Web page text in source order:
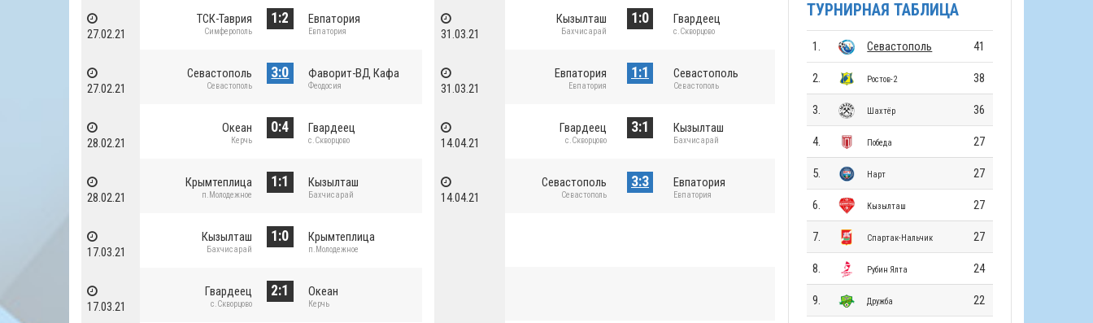
27.02.21
ТСК-Таврия
Симферополь
1:2 Евпатория
Евпатория
27.02.21
Севастополь
Севастополь
3:0 Фаворит-ВД Кафа
Феодосия
28.02.21
Океан
Керчь
0:4 Гвардеец
с.Скворцово
28.02.21
Крымтеплица
п.Молодежное
1:1 Кызылташ
Бахчисарай
17.03.21
Кызылташ
Бахчисарай
1:0 Крымтеплица
п.Молодежное
17.03.21
Гвардеец
с.Скворцово
2:1 Океан
Керчь
31.03.21
Кызылташ
Бахчисарай
1:0 Гвардеец
с.Скворцово
31.03.21
Евпатория
Евпатория
1:1 Севастополь
Севастополь
14.04.21
Гвардеец
с.Скворцово
3:1 Кызылташ
Бахчисарай
14.04.21
Севастополь
Севастополь
3:3 Евпатория
Евпатория
ТУРНИРНАЯ ТАБЛИЦА
1. Севастополь 41
2. Ростов-2 38
3. Шахтёр 36
4. Победа 27
5. Нарт 27
6. Кызылташ 27
7. Спартак-Нальчик 27
8. Рубин Ялта 24
9. Дружба 22